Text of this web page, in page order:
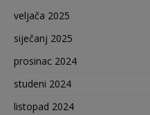
veljača 2025
siječanj 2025
prosinac 2024
studeni 2024
listopad 2024